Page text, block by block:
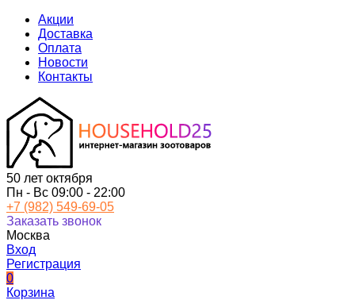
Акции
Доставка
Оплата
Новости
Контакты
50 лет октября
Пн - Вс 09:00 - 22:00
+7 (982) 549-69-05
Заказать звонок
Москва
Вход
Регистрация
0
Корзина